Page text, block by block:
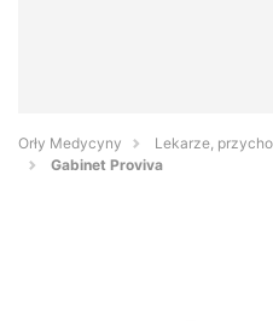
Orły Medycyny
Lekarze,
Gabinet Proviva